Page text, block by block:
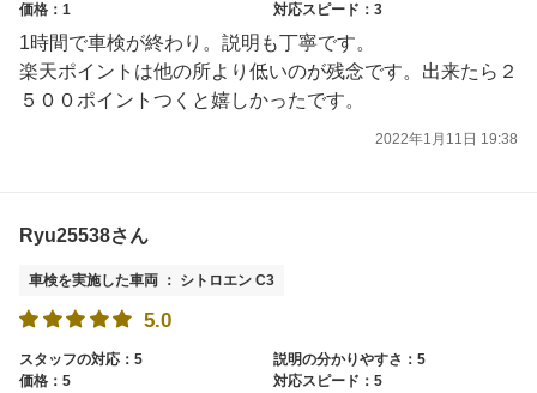
価格：1
対応スピード：3
1時間で車検が終わり。説明も丁寧です。
楽天ポイントは他の所より低いのが残念です。出来たら２
５００ポイントつくと嬉しかったです。
2022年1月11日 19:38
Ryu25538さん
車検を実施した車両 ： シトロエン C3
5.0
スタッフの対応：5
説明の分かりやすさ：5
価格：5
対応スピード：5